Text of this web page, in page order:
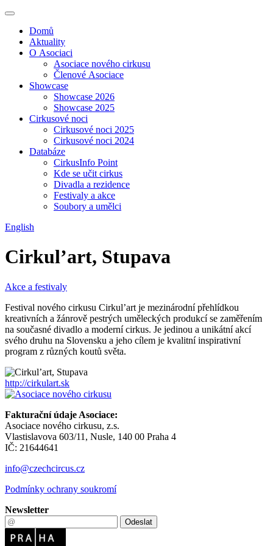
Domů
Aktuality
O Asociaci
Asociace nového cirkusu
Členové Asociace
Showcase
Showcase 2026
Showcase 2025
Cirkusové noci
Cirkusové noci 2025
Cirkusové noci 2024
Databáze
CirkusInfo Point
Kde se učit cirkus
Divadla a rezidence
Festivaly a akce
Soubory a umělci
English
Cirkul’art, Stupava
Akce a festivaly
Festival nového cirkusu Cirkul’art je mezinárodní přehlídkou
kreativních a žánrově pestrých uměleckých produkcí se zaměřením
na současné divadlo a moderní cirkus. Je jedinou a unikátní akcí
svého druhu na Slovensku a jeho cílem je kvalitní inspirativní
program z různých koutů světa.
http://cirkulart.sk
Fakturační údaje Asociace:
Asociace nového cirkusu, z.s.
Vlastislavova 603/11, Nusle, 140 00 Praha 4
IČ: 21644641
info@czechcircus.cz
Podmínky ochrany soukromí
Newsletter
Odeslat